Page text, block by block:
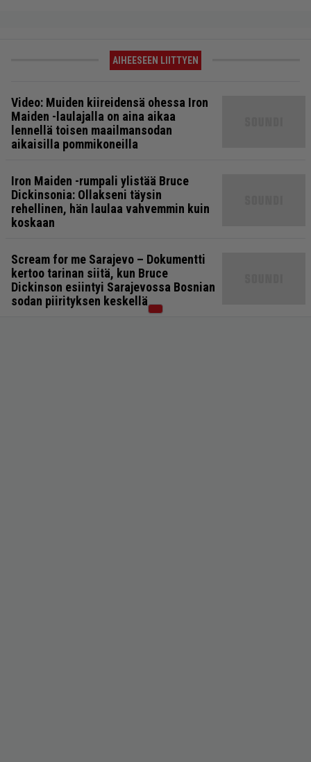
AIHEESEEN LIITTYEN
Video: Muiden kiireidensä ohessa Iron
Maiden -laulajalla on aina aikaa
lennellä toisen maailmansodan
aikaisilla pommikoneilla
Iron Maiden -rumpali ylistää Bruce
Dickinsonia: Ollakseni täysin
rehellinen, hän laulaa vahvemmin kuin
koskaan
Scream for me Sarajevo – Dokumentti
kertoo tarinan siitä, kun Bruce
Dickinson esiintyi Sarajevossa Bosnian
sodan piirityksen keskellä